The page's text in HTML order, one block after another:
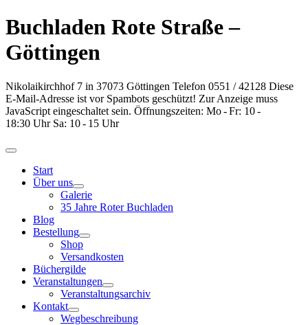
Buchladen Rote Straße –
Göttingen
Nikolaikirchhof 7 in 37073 Göttingen Telefon 0551 / 42128 Diese
E-Mail-Adresse ist vor Spambots geschützt! Zur Anzeige muss
JavaScript eingeschaltet sein. Öffnungszeiten: Mo - Fr: 10 -
18:30 Uhr Sa: 10 - 15 Uhr
Start
Über uns
Galerie
35 Jahre Roter Buchladen
Blog
Bestellung
Shop
Versandkosten
Büchergilde
Veranstaltungen
Veranstaltungsarchiv
Kontakt
Wegbeschreibung